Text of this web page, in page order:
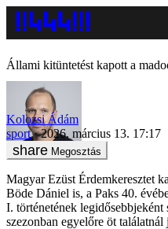
Állami kitüntetést kapott a
Kolozsi Ádám
sport
2026. március 13. 17:17
Megosztás
Magyar Ezüst Érdemkeresztet
Böde Dániel is, a Paks 40.
I. történetének
szezonban egyelőre öt találatnál